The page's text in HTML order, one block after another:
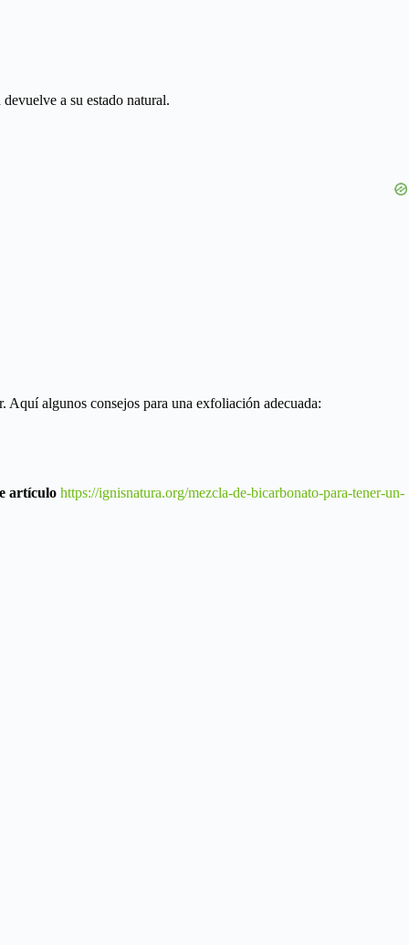
a su estado natural.
Aquí algunos consejos para una exfoliación adecuada:
artículo https://ignisnatura.org/mezcla-de-bicarbonato-para-tener-un-